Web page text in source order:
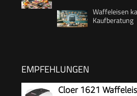
Waffeleisen
Kaufberatung
EMPFEHLUNGEN
Cloer 1621